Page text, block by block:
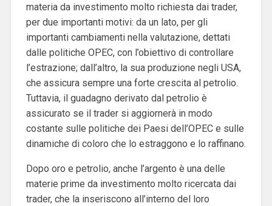
materia da investimento molto richiesta dai trader,
per due importanti motivi: da un lato, per gli
importanti cambiamenti nella valutazione, dettati
dalle politiche OPEC, con l’obiettivo di controllare
l’estrazione; dall’altro, la sua produzione negli USA,
che assicura sempre una forte crescita al petrolio.
Tuttavia, il guadagno derivato dal petrolio è
assicurato se il trader si aggiornerà in modo
costante sulle politiche dei Paesi dell’OPEC e sulle
dinamiche di coloro che lo estraggono e lo raffinano.
Dopo oro e petrolio, anche l’argento è una delle
materie prime da investimento molto ricercata dai
trader, che la inseriscono all’interno del loro